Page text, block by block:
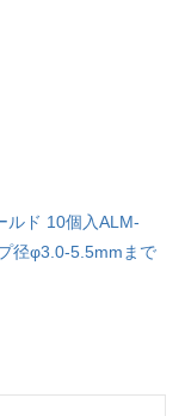
ルド 10個入ALM-
径φ3.0-5.5mmまで